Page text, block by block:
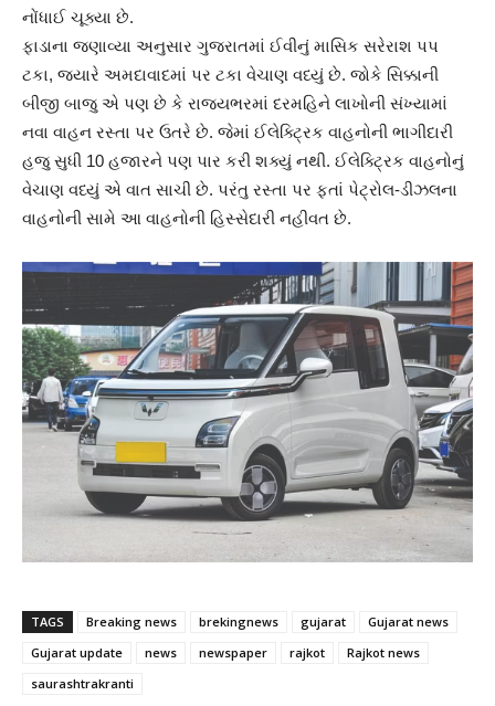
નોંધાઈ ચૂક્યા છે.
ફાડાના જણાવ્યા અનુસાર ગુજરાતમાં ઈવીનું માસિક સરેરાશ પપ
ટકા, જ્યારે અમદાવાદમાં પર ટકા વેચાણ વધ્યું છે. જોકે સિક્કાની
બીજી બાજુ એ પણ છે કે રાજ્યભરમાં દરમહિને લાખોની સંખ્યામાં
નવા વાહન રસ્તા પર ઉતરે છે. જેમાં ઈલેક્ટ્રિક વાહનોની ભાગીદારી
હજુ સુધી 10 હજારને પણ પાર કરી શક્યું નથી. ઈલેક્ટ્રિક વાહનોનું
વેચાણ વધ્યું એ વાત સાચી છે. પરંતુ રસ્તા પર ફતાં પેટ્રોલ-ડીઝલના
વાહનોની સામે આ વાહનોની હિસ્સેદારી નહીવત છે.
TAGS Breaking news brekingnews gujarat
Gujarat news
Gujarat update
news newspaper rajkot
Rajkot news
saurashtrakranti